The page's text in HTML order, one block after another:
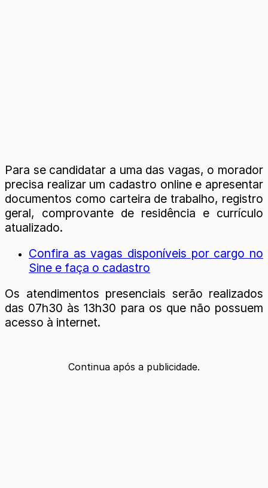
Para se candidatar a uma das vagas, o morador
precisa realizar um cadastro online e apresentar
documentos como carteira de trabalho, registro
geral, comprovante de residência e currículo
atualizado.
Confira as vagas disponíveis por cargo no
Sine e faça o cadastro
Os atendimentos presenciais serão realizados
das 07h30 às 13h30 para os que não possuem
acesso à internet.
Continua após a publicidade.